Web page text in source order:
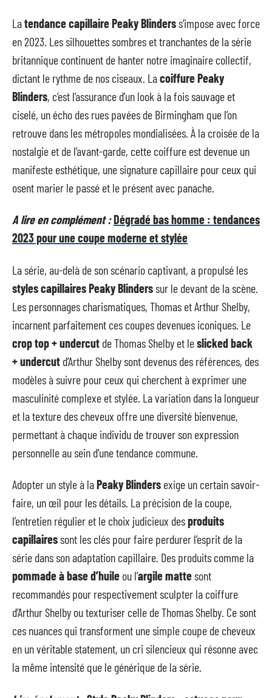
Latendance capillaire Peaky Blinderss’impose avec force
en 2023. Les silhouettes sombres et tranchantes de la série
britannique continuent de hanter notre imaginaire collectif,
dictant le rythme de nos ciseaux. Lacoiffure Peaky
Blinders, c’est l’assurance d’un look à la fois sauvage et
ciselé, un écho des rues pavées de Birmingham que l’on
retrouve dans les métropoles mondialisées. À la croisée de la
nostalgie et de l’avant-garde, cette coiffure est devenue un
manifeste esthétique, une signature capillaire pour ceux qui
osent marier le passé et le présent avec panache.
A lire en complément :Dégradé bas homme : tendances
2023 pour une coupe moderne et stylée
La série, au-delà de son scénario captivant, a propulsé les
styles capillaires Peaky Blinderssur le devant de la scène.
Les personnages charismatiques, Thomas et Arthur Shelby,
incarnent parfaitement ces coupes devenues iconiques. Le
crop top + undercut de Thomas Shelby et leslicked back
+ undercut d’Arthur Shelby sont devenus des références, des
modèles à suivre pour ceux qui cherchent à exprimer une
masculinité complexe et stylée. La variation dans la longueur
et la texture des cheveux offre une diversité bienvenue,
permettant à chaque individu de trouver son expression
personnelle au sein d’une tendance commune.
Adopter un style à laPeaky Blinders exige un certain savoir-
faire, un œil pour les détails. La précision de la coupe,
l’entretien régulier et le choix judicieux desproduits
capillairessont les clés pour faire perdurer l’esprit de la
série dans son adaptation capillaire. Des produits comme la
pommade à base d’huile ou l’argile mattesont
recommandés pour respectivement sculpter la coiffure
d’Arthur Shelby ou texturiser celle de Thomas Shelby. Ce sont
ces nuances qui transforment une simple coupe de cheveux
en un véritable statement, un cri silencieux qui résonne avec
la même intensité que le générique de la série.